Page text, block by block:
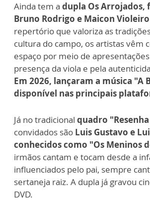
Ainda tem a dupla Os Arrojados,
Bruno Rodrigo e Maicon Violeiro
repertório que valoriza as
cultura do campo, os artistas vêm
espaço por meio de
presença da viola e pela
Em 2026, lançaram a música "A
disponível nas principais
Já no tradicional quadro
convidados são Luis Gustavo e
conhecidos como "Os Meninos
irmãos cantam e tocam desde a
influenciados pelo pai, sempre
sertaneja raiz. A dupla já gravou
DVD.